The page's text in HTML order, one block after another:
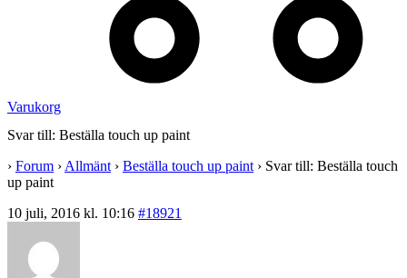
Varukorg
Svar till: Beställa touch up paint
› Forum › Allmänt › Beställa touch up paint › Svar till: Beställa touch
up paint
10 juli, 2016 kl. 10:16 #18921